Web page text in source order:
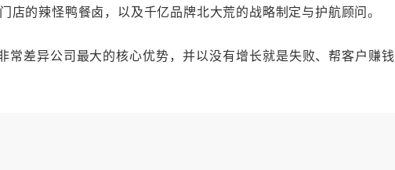
店的辣怪鸭餐卤，以及千亿品牌北大荒的战略制定与护航顾问。
常差异公司最大的核心优势，并以没有增长就是失败、帮客户赚钱